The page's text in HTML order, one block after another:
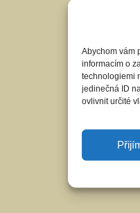
Abychom vám
informacím o
technologiemi
jedinečná ID
ovlivnit určité